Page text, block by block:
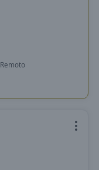
Remoto